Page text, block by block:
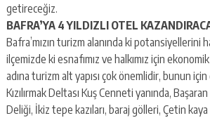
getireceğiz.
BAFRA’YA 4 YILDIZLI OTEL
Bafra’mızın turizm alanında ki potansiyellerini
ilçemizde ki esnafımız ve halkımız için
adına turizm alt yapısı çok önemlidir, bunun için
Kızılırmak Deltası Kuş Cenneti yanında,
Deliği, İkiz tepe kazıları, baraj gölleri, Çetin